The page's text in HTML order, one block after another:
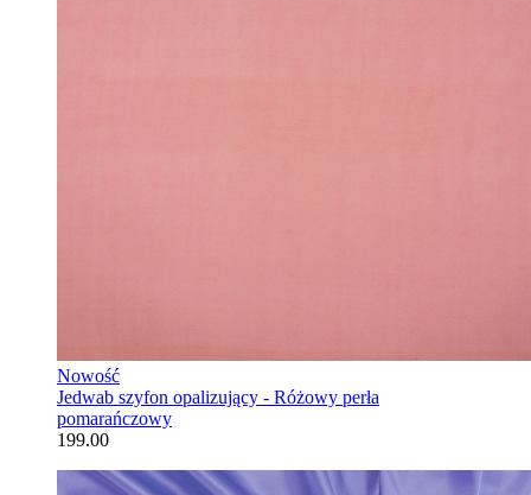
Nowość
Jedwab szyfon opalizujący - Różowy perła
pomarańczowy
199.00